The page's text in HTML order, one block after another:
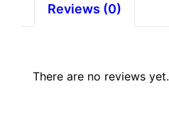
Reviews (0)
There are no reviews yet.